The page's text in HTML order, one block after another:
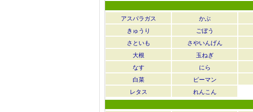
アスパラガス
かぶ
きゅうり
ごぼう
さといも
さやいんげん
大根
玉ねぎ
なす
にら
白菜
ピーマン
レタス
れんこん